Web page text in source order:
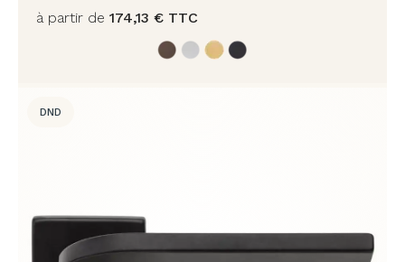
à partir de 174,13 € TTC
DND